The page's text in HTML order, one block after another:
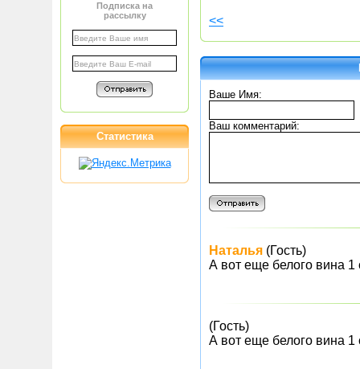
<<
Ваше Имя:
Ваш комментарий:
Наталья (Гость)
А вот еще белого вина 1
(Гость)
А вот еще белого вина 1
Подписка на
рассылку
Статистика